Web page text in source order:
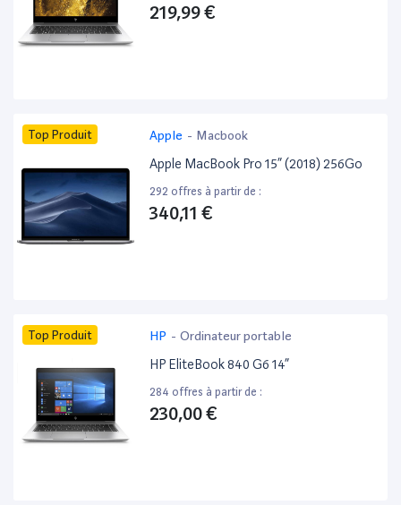
219,99 €
Top Produit Apple - Macbook
Apple MacBook Pro 15” (2018) 256Go
292 offres à partir de :
340,11 €
Top Produit HP - Ordinateur portable
HP EliteBook 840 G6 14”
284 offres à partir de :
230,00 €